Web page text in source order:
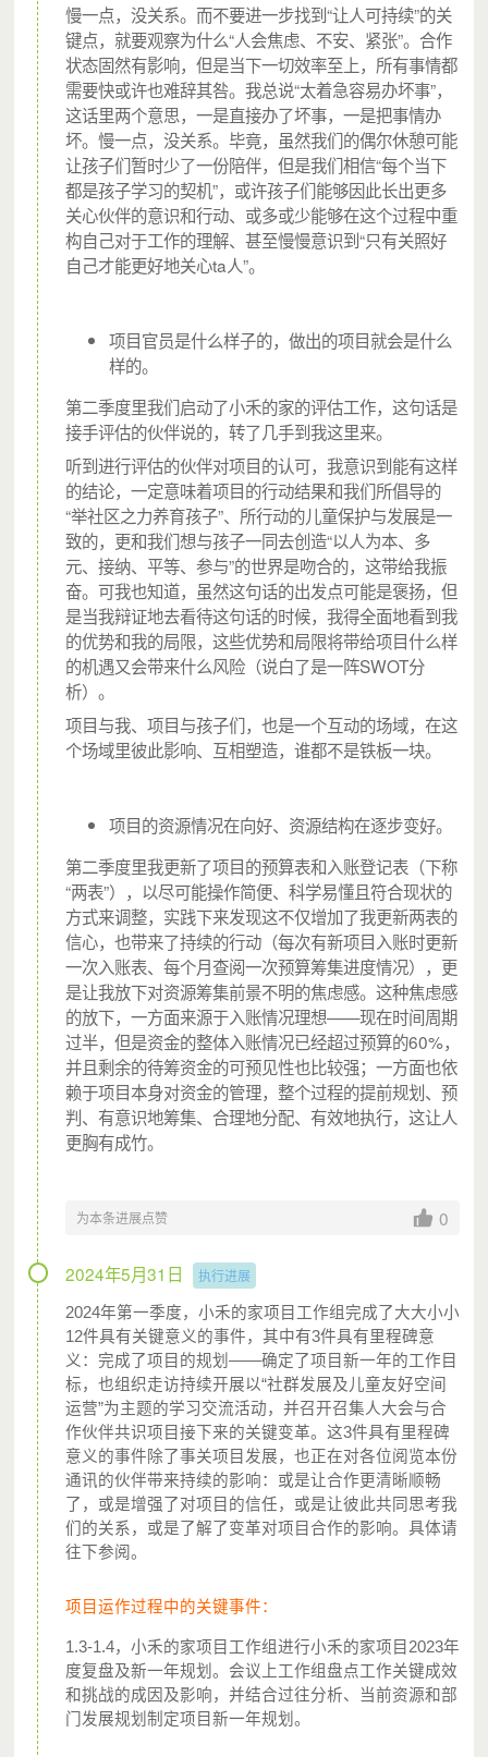
城市支教志愿者通过日常开展社区活动、课程，为城中村社
区流动儿童营造儿童友好的社区环境。当一个城中村社区有
持续稳定的城市支教志愿者力量，便可盘活社区资源，运营
固定开放、安全友好的儿童社区空间——小禾的家。
过去两年，我们与城市支教志愿者一起，利用起社区中心、
图书馆、村祠堂等公共场地资源，参与城中村社区营造，为
流动儿童提供教育支持活动，不仅在广州佛山运营起20个小
禾的家，更把支教活动覆盖到广东省11个城市62个社区。
千禾期待，让每个城中村社区都有城市支教志愿者，都有小
禾的家，推动教育公平，让社区成为一个温暖友善互助共同
体。
月捐计划是千禾社区基金会向各界爱心人士推出的一种新的
捐赠方式，每月定期定额捐出善款和心意，持续关注和支持
流动儿童的成长。
报名月捐计划后，微信支付将每月定期扣费，所扣款项将捐
赠给您支持的项目。
您每个月的捐赠，都将能在城中村守护流动儿童的成长，都
将能化为星火点亮流动儿童的人生。点亮城市的未来。
您的小小举动，
造就的可能是一个伟大的未来；
因此，您作为流动儿童守护大使
享有以下权利 ；
一份编号的参与月捐计划专属证书，以及年度捐赠票
据（如有需要）；
每季度一次邮件报告，包括项目官员日记、财务公
示、项目进展简报等，方便您获得最新的项目进展；
优先报名参与项目探访及千禾举办的公益文化活动
等，与孩子们一起度过一段美好的时光；
对千禾的发展提出意见、建议以及监督；
随时停止参与千禾社区的公益月捐。
点击下方“参与陪伴”填写、确认您的月捐信息，并进
行首次捐赠即完成报名。
报名成功后，微信支付将每月定期定额自动代扣月捐
慢一点，没关系。而不要进一步找到“让人可持续”的关
键点，就要观察为什么“人会焦虑、不安、紧张”。合作
状态固然有影响，但是当下一切效率至上，所有事情都
需要快或许也难辞其咎。我总说“太着急容易办坏事”，
这话里两个意思，一是直接办了坏事，一是把事情办
坏。慢一点，没关系。毕竟，虽然我们的偶尔休憩可能
让孩子们暂时少了一份陪伴，但是我们相信“每个当下
都是孩子学习的契机”，或许孩子们能够因此长出更多
关心伙伴的意识和行动、或多或少能够在这个过程中重
构自己对于工作的理解、甚至慢慢意识到“只有关照好
自己才能更好地关心ta人”。
项目官员是什么样子的，做出的项目就会是什么
样的。
第二季度里我们启动了小禾的家的评估工作，这句话是
接手评估的伙伴说的，转了几手到我这里来。
听到进行评估的伙伴对项目的认可，我意识到能有这样
的结论，一定意味着项目的行动结果和我们所倡导的
“举社区之力养育孩子”、所行动的儿童保护与发展是一
致的，更和我们想与孩子一同去创造“以人为本、多
元、接纳、平等、参与”的世界是吻合的，这带给我振
奋。可我也知道，虽然这句话的出发点可能是褒扬，但
是当我辩证地去看待这句话的时候，我得全面地看到我
的优势和我的局限，这些优势和局限将带给项目什么样
的机遇又会带来什么风险（说白了是一阵SWOT分
析）。
项目与我、项目与孩子们，也是一个互动的场域，在这
个场域里彼此影响、互相塑造，谁都不是铁板一块。
项目的资源情况在向好、资源结构在逐步变好。
第二季度里我更新了项目的预算表和入账登记表（下称
“两表”），以尽可能操作简便、科学易懂且符合现状的
方式来调整，实践下来发现这不仅增加了我更新两表的
信心，也带来了持续的行动（每次有新项目入账时更新
一次入账表、每个月查阅一次预算筹集进度情况），更
是让我放下对资源筹集前景不明的焦虑感。这种焦虑感
的放下，一方面来源于入账情况理想——现在时间周期
过半，但是资金的整体入账情况已经超过预算的60%，
并且剩余的待筹资金的可预见性也比较强；一方面也依
赖于项目本身对资金的管理，整个过程的提前规划、预
判、有意识地筹集、合理地分配、有效地执行，这让人
更胸有成竹。
为本条进展点赞 0
2024年5月31日 执行进展
2024年第一季度，小禾的家项目工作组完成了大大小小
12件具有关键意义的事件，其中有3件具有里程碑意
义：完成了项目的规划——确定了项目新一年的工作目
标，也组织走访持续开展以“社群发展及儿童友好空间
运营”为主题的学习交流活动，并召开召集人大会与合
作伙伴共识项目接下来的关键变革。这3件具有里程碑
意义的事件除了事关项目发展，也正在对各位阅览本份
通讯的伙伴带来持续的影响：或是让合作更清晰顺畅
了，或是增强了对项目的信任，或是让彼此共同思考我
们的关系，或是了解了变革对项目合作的影响。具体请
往下参阅。
项目运作过程中的关键事件：
1.3-1.4，小禾的家项目工作组进行小禾的家项目2023年
度复盘及新一年规划。会议上工作组盘点工作关键成效
和挑战的成因及影响，并结合过往分析、当前资源和部
门发展规划制定项目新一年规划。